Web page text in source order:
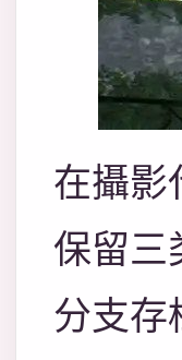
在攝影
保留三
分支存